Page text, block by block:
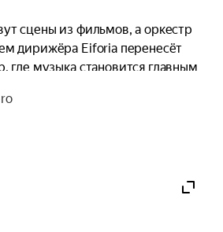
сцены из фильмов, а оркестр
дирижёра Eiforia перенесёт
где музыка становится главным
Хупера и Александра